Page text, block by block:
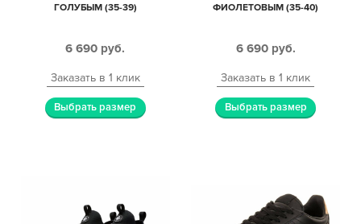
ГОЛУБЫМ (35-39)
6 690 руб.
Заказать в 1 клик
Выбрать размер
ФИОЛЕТОВЫМ (35-40)
6 690 руб.
Заказать в 1 клик
Выбрать размер